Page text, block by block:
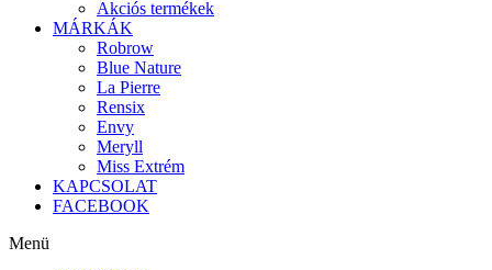
Akciós termékek
MÁRKÁK
Robrow
Blue Nature
La Pierre
Rensix
Envy
Meryll
Miss Extrém
KAPCSOLAT
FACEBOOK
Menü